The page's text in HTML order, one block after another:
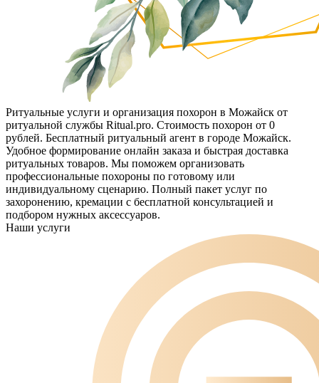
Ритуальные услуги и организация похорон в Можайск от
ритуальной службы Ritual.pro. Стоимость похорон от 0
рублей. Бесплатный ритуальный агент в городе Можайск.
Удобное формирование онлайн заказа и быстрая доставка
ритуальных товаров. Мы поможем организовать
профессиональные похороны по готовому или
индивидуальному сценарию. Полный пакет услуг по
захоронению, кремации с бесплатной консультацией и
подбором нужных аксессуаров.
Наши услуги